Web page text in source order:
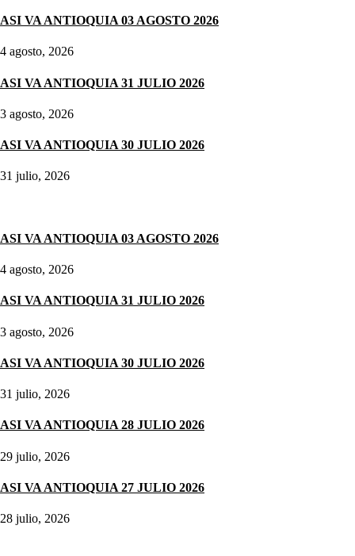
ASI VA ANTIOQUIA 03 AGOSTO 2026
4 agosto, 2026
ASI VA ANTIOQUIA 31 JULIO 2026
3 agosto, 2026
ASI VA ANTIOQUIA 30 JULIO 2026
31 julio, 2026
ASI VA ANTIOQUIA 03 AGOSTO 2026
4 agosto, 2026
ASI VA ANTIOQUIA 31 JULIO 2026
3 agosto, 2026
ASI VA ANTIOQUIA 30 JULIO 2026
31 julio, 2026
ASI VA ANTIOQUIA 28 JULIO 2026
29 julio, 2026
ASI VA ANTIOQUIA 27 JULIO 2026
28 julio, 2026